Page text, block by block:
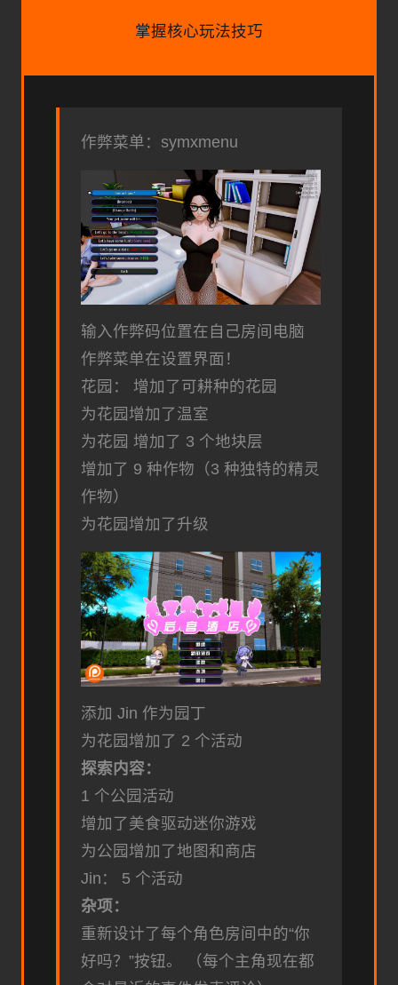
掌握核心玩法技巧
作弊菜单：symxmenu
输入作弊码位置在自己房间电脑
作弊菜单在设置界面！
花园： 增加了可耕种的花园
为花园增加了温室
为花园 增加了 3 个地块层
增加了 9 种作物（3 种独特的精灵
作物）
为花园增加了升级
添加 Jin 作为园丁
为花园增加了 2 个活动
探索内容：
1 个公园活动
增加了美食驱动迷你游戏
为公园增加了地图和商店
Jin： 5 个活动
杂项：
重新设计了每个角色房间中的“你
好吗？”按钮。 （每个主角现在都